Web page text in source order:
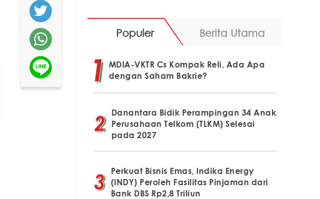
Populer Berita Utama
MDIA-VKTR Cs Kompak Reli, Ada Apa
dengan Saham Bakrie?
Danantara Bidik Perampingan 34 Anak
Perusahaan Telkom (TLKM) Selesai
pada 2027
Perkuat Bisnis Emas, Indika Energy
(INDY) Peroleh Fasilitas Pinjaman dari
Bank DBS Rp2,8 Triliun